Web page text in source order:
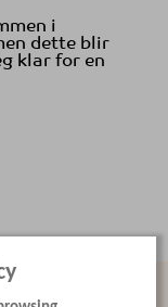
i
dette blir
klar for en